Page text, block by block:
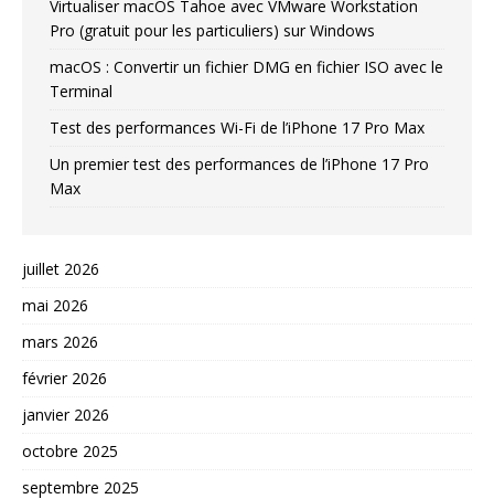
Virtualiser macOS Tahoe avec VMware Workstation
Pro (gratuit pour les particuliers) sur Windows
macOS : Convertir un fichier DMG en fichier ISO avec le
Terminal
Test des performances Wi-Fi de l’iPhone 17 Pro Max
Un premier test des performances de l’iPhone 17 Pro
Max
juillet 2026
mai 2026
mars 2026
février 2026
janvier 2026
octobre 2025
septembre 2025